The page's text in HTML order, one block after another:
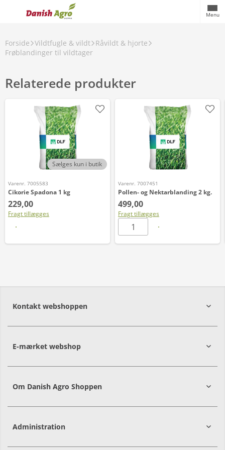
Menu
Forside Vildtfugle & vildt Råvildt & hjorte
Frøblandinger til vildtager
Relaterede produkter
Sælges kun i butik
Varenr. 7005583
Cikorie Spadona 1 kg
229,00
Fragt tillægges
Varenr. 7007451
Pollen- og Nektarblanding 2 kg.
499,00
Fragt tillægges
Kontakt webshoppen
E-mærket webshop
Om Danish Agro Shoppen
Administration